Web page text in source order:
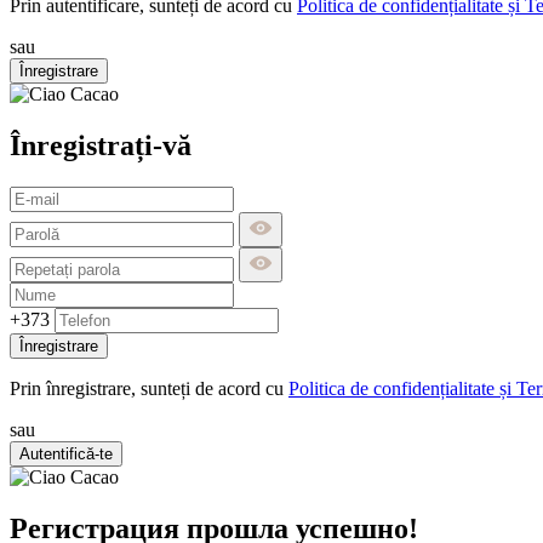
Prin autentificare, sunteți de acord cu Politica de confidențialitate și
sau
Înregistrare
Înregistrați-vă
+373
Înregistrare
Prin înregistrare, sunteți de acord cu Politica de confidențialitate și
sau
Autentifică-te
Регистрация прошла успешно!